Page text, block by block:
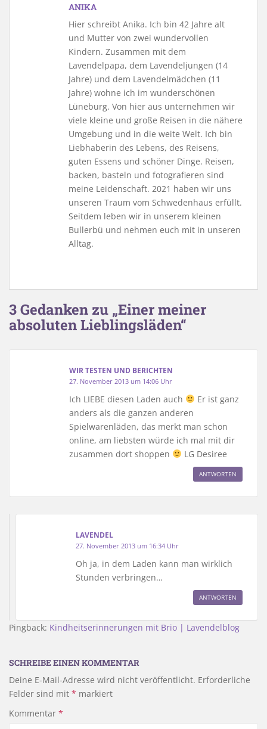
ANIKA
Hier schreibt Anika. Ich bin 42 Jahre alt
und Mutter von zwei wundervollen
Kindern. Zusammen mit dem
Lavendelpapa, dem Lavendeljungen (14
Jahre) und dem Lavendelmädchen (11
Jahre) wohne ich im wunderschönen
Lüneburg. Von hier aus unternehmen wir
viele kleine und große Reisen in die nähere
Umgebung und in die weite Welt. Ich bin
Liebhaberin des Lebens, des Reisens,
guten Essens und schöner Dinge. Reisen,
backen, basteln und fotografieren sind
meine Leidenschaft. 2021 haben wir uns
unseren Traum vom Schwedenhaus erfüllt.
Seitdem leben wir in unserem kleinen
Bullerbü und nehmen euch mit in unseren
Alltag.
3 Gedanken zu „Einer meiner
absoluten Lieblingsläden“
WIR TESTEN UND BERICHTEN
27. November 2013 um 14:06 Uhr
Ich LIEBE diesen Laden auch
Er ist ganz
anders als die ganzen anderen
Spielwarenläden, das merkt man schon
online, am liebsten würde ich mal mit dir
zusammen dort shoppen
LG Desiree
ANTWORTEN
LAVENDEL
27. November 2013 um 16:34 Uhr
Oh ja, in dem Laden kann man wirklich
Stunden verbringen…
ANTWORTEN
Pingback: Kindheitserinnerungen mit Brio | Lavendelblog
SCHREIBE EINEN KOMMENTAR
Deine E-Mail-Adresse wird nicht veröffentlicht. Erforderliche
Felder sind mit * markiert
Kommentar *